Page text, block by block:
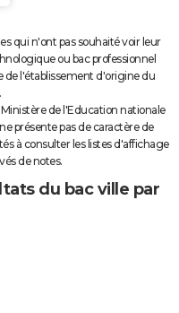
qui n'ont pas souhaité voir leur
ou bac professionnel
de l'établissement d'origine du
de l'Education nationale
présente pas de caractère de
à consulter les listes d'affichage
de notes.
du bac ville par